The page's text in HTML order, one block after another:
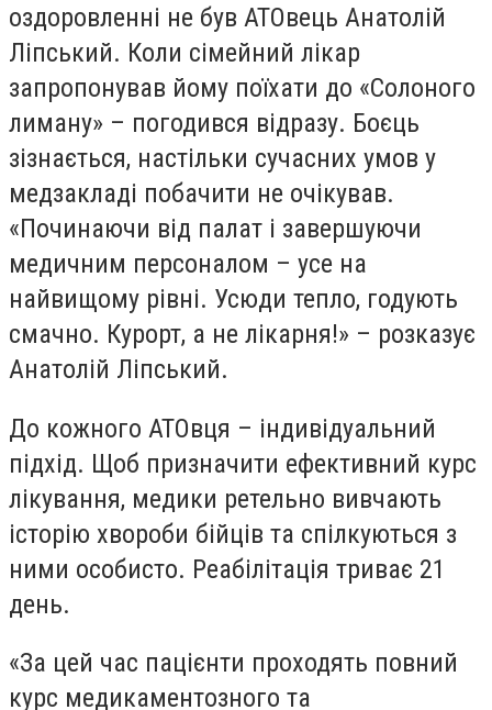
оздоровленні не був АТОвець Анатолій
Ліпський. Коли сімейний лікар
запропонував йому поїхати до «Солоного
лиману» – погодився відразу. Боєць
зізнається, настільки сучасних умов у
медзакладі побачити не очікував.
«Починаючи від палат і завершуючи
медичним персоналом – усе на
найвищому рівні. Усюди тепло, годують
смачно. Курорт, а не лікарня!» – розказує
Анатолій Ліпський.
До кожного АТОвця – індивідуальний
підхід. Щоб призначити ефективний курс
лікування, медики ретельно вивчають
історію хвороби бійців та спілкуються з
ними особисто. Реабілітація триває 21
день.
«За цей час пацієнти проходять повний
курс медикаментозного та